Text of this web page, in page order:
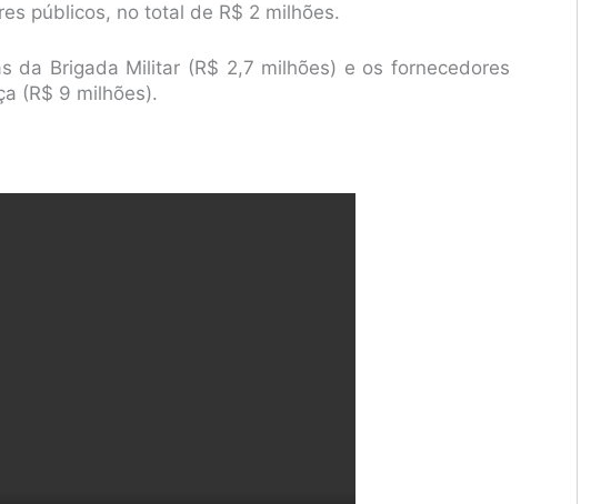
públicos, no total de R$ 2 milhões.
da Brigada Militar (R$ 2,7 milhões) e os fornecedores
(R$ 9 milhões).